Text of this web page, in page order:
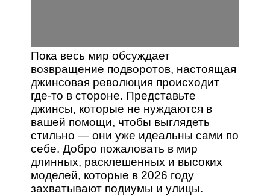
Пока весь мир обсуждает
возвращение подворотов, настоящая
джинсовая революция происходит
где-то в стороне. Представьте
джинсы, которые не нуждаются в
вашей помощи, чтобы выглядеть
стильно — они уже идеальны сами по
себе. Добро пожаловать в мир
длинных, расклешенных и высоких
моделей, которые в 2026 году
захватывают подиумы и улицы.